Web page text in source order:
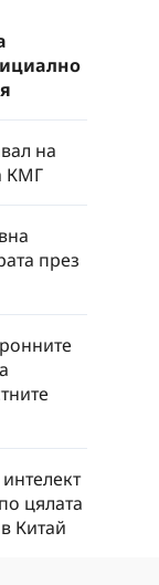
на
КМГ
през
цялата
Китай